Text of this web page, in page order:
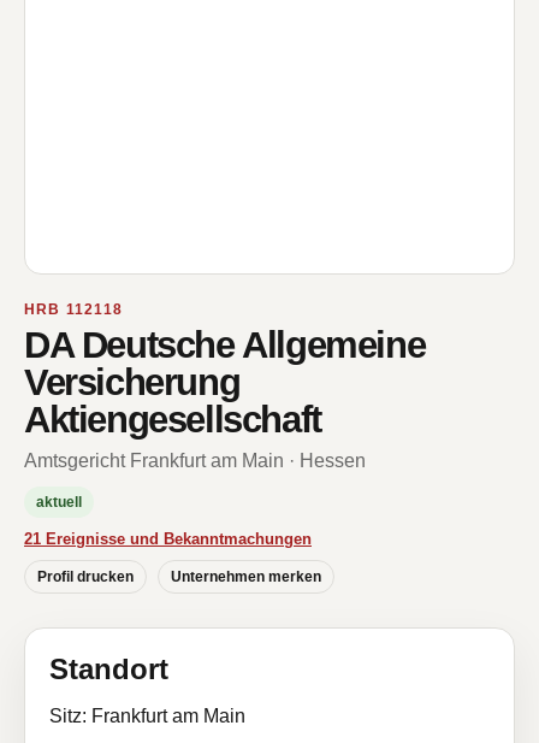
HRB 112118
DA Deutsche Allgemeine
Versicherung
Aktiengesellschaft
Amtsgericht Frankfurt am Main · Hessen
aktuell
21 Ereignisse und Bekanntmachungen
Profil drucken Unternehmen merken
Standort
Sitz: Frankfurt am Main